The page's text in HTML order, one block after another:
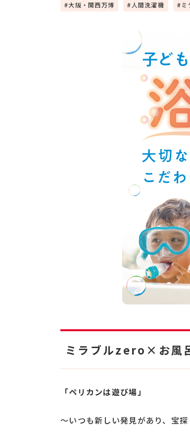
大阪・関西万博 人間洗濯機 ミ
ミラブルzero×お風
「ペリカンは遊び場」
～いつも新しい発見があり、宝